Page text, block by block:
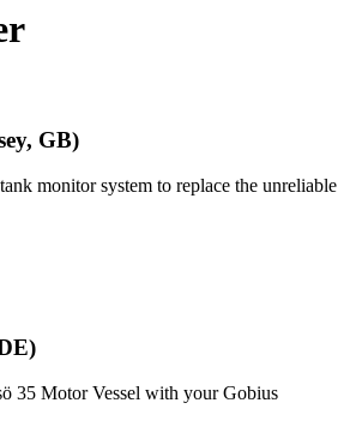
GB)
monitor system to replace the unreliable
35 Motor Vessel with your Gobius